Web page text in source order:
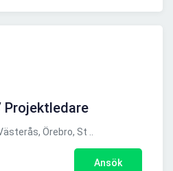
Projektledare
Örebro, St ..
Ansök